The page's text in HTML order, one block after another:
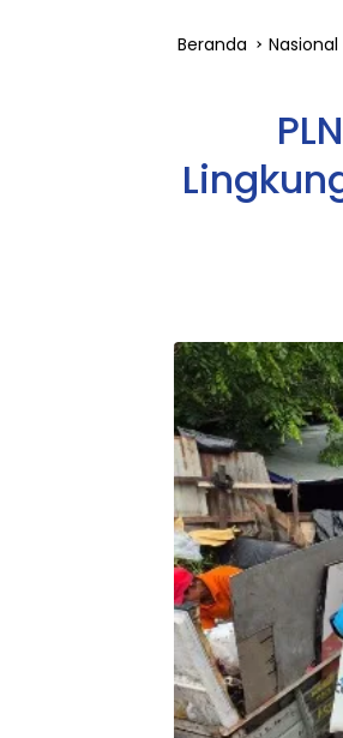
Beranda Nasional